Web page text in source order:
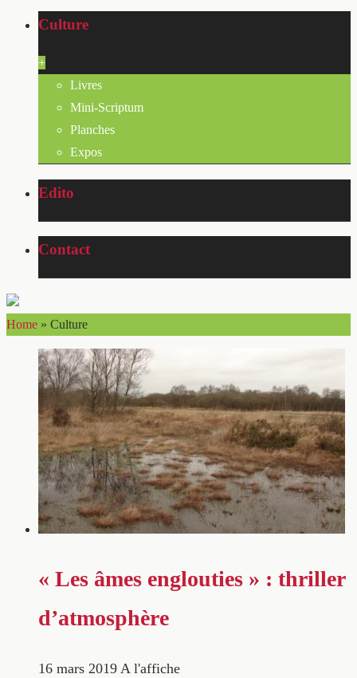
Culture
+
Livres
Mini-Scriptum
Planches
Expos
Edito
Contact
Home » Culture
« Les âmes englouties » : thriller
d’atmosphère
16 mars 2019 A l'affiche